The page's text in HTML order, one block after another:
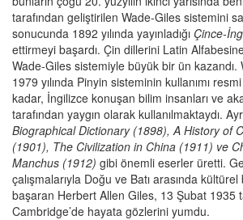
tarafından geliştirilen Wade-Giles sistemini
sonucunda 1892 yılında yayınladığı Çince-
ettirmeyi başardı. Çin dillerini Latin
Wade-Giles sistemiyle büyük bir ün kazandı.
1979 yılında Pinyin sisteminin kullanımı
kadar, İngilizce konuşan bilim insanları ve
tarafından yaygın olarak kullanılmaktaydı.
Biographical Dictionary (1898), A History of
(1901), The Civilization in China (1911) ve
Manchus (1912) gibi önemli eserler üretti.
çalışmalarıyla Doğu ve Batı arasında
başaran Herbert Allen Giles, 13 Şubat 1935
Cambridge’de hayata gözlerini yumdu.